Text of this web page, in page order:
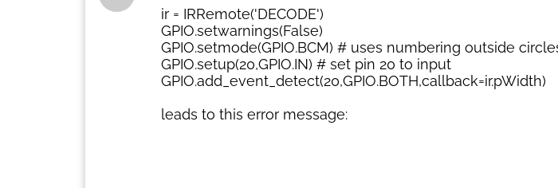
ir = IRRemote('DECODE')
GPIO.setwarnings(False)
GPIO.setmode(GPIO.BCM) # uses numbering outside
GPIO.setup(20,GPIO.IN) # set pin 20 to input
GPIO.add_event_detect(20,GPIO.BOTH,callback=ir.pWidth)
leads to this error message: